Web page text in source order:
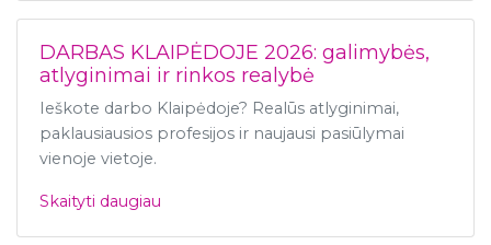
DARBAS KLAIPĖDOJE 2026: galimybės,
atlyginimai ir rinkos realybė
Ieškote darbo Klaipėdoje? Realūs atlyginimai,
paklausiausios profesijos ir naujausi pasiūlymai
vienoje vietoje.
Skaityti daugiau